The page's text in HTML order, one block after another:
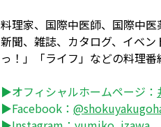
料理家、国際中医師、国際中
新聞、雑誌、カタログ、イベ
っ！」「ライフ」などの料理番
▶オフィシャルホームページ：
▶Facebook：